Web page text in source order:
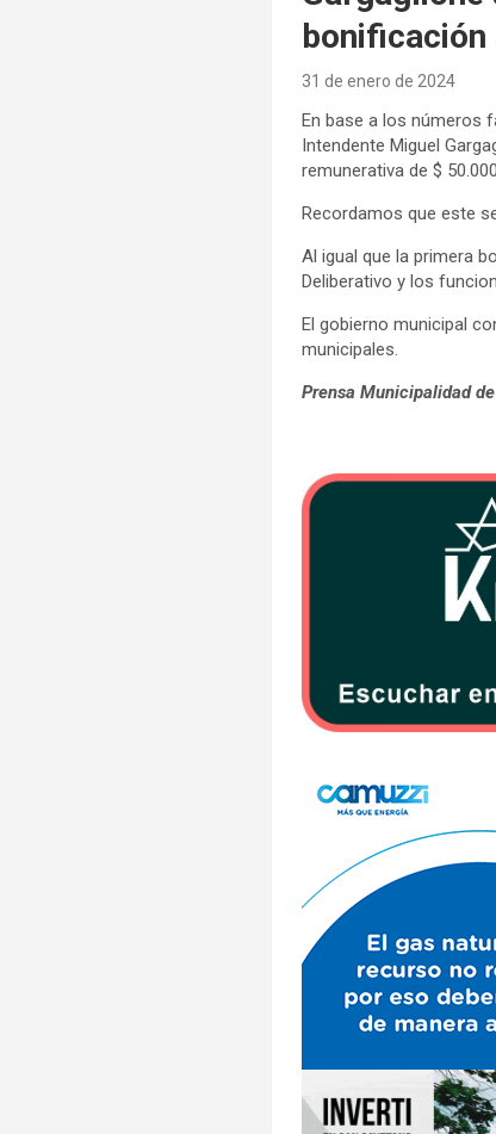
bonificación
31 de enero de 2024
En base a los números
Intendente Miguel
remunerativa de $
Recordamos que este
Al igual que la primera
Deliberativo y los
El gobierno municipal
municipales.
Prensa Municipalidad